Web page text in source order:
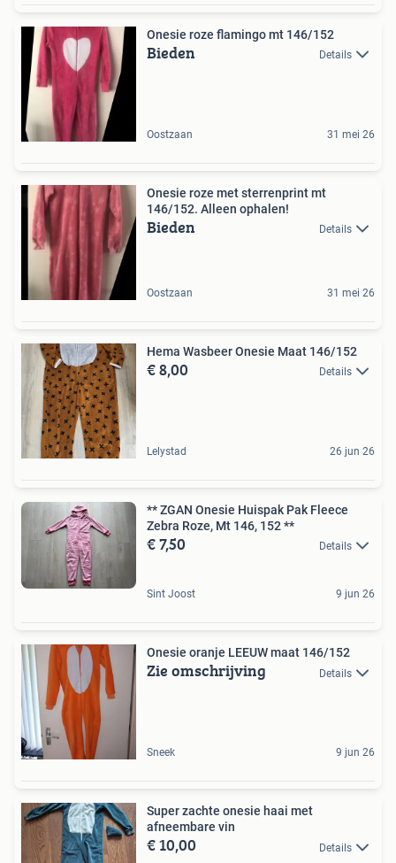
Onesie roze flamingo mt 146/152
Bieden Details
Oostzaan 31 mei 26
Onesie roze met sterrenprint mt
146/152. Alleen ophalen!
Bieden Details
Oostzaan 31 mei 26
Hema Wasbeer Onesie Maat 146/152
€ 8,00 Details
Lelystad 26 jun 26
** ZGAN Onesie Huispak Pak Fleece
Zebra Roze, Mt 146, 152 **
€ 7,50 Details
Sint Joost 9 jun 26
Onesie oranje LEEUW maat 146/152
Zie omschrijving Details
Sneek 9 jun 26
Super zachte onesie haai met
afneembare vin
€ 10,00 Details